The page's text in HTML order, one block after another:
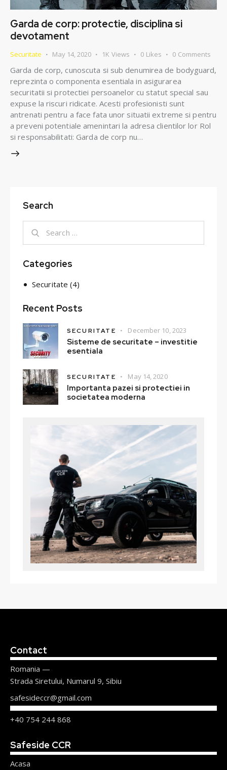
Garda de corp: protectie, disciplina si
devotament
Securitate May 14, 2020 1K Views 0 Likes 0 Comments
Garda de corp, cunoscuta si sub denumirea de bodyguard,
reprezinta o componenta esentiala in asigurarea
securitatii si protectiei persoanelor cu statut special sau
expuse la riscuri ridicate. Acesti profesionisti sunt
antrenati pentru a face fata unor situatii extreme si pentru
a preveni potentiale amenintari la adresa clientilor lor Rol
si responsabilitati: Garda de corp nu…
Search
Categories
Securitate (4)
Recent Posts
SECURITATE December 10, 2023
Sisteme de securitate – investitie
esentiala
SECURITATE May 14, 2020
Importanta pazei si protectiei in
societatea moderna
Contact
Romania —
Strada Siretului, Numarul 9, Sibiu
safesideccr@gmail.com
+40 754 244 868
Safeside CCR
Acasa